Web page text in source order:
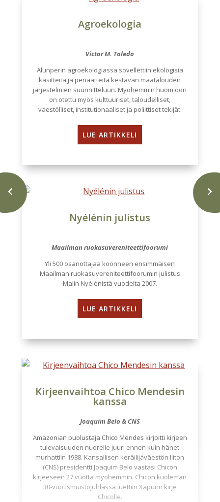
Agroekologia
Victor M. Toledo
Alunperin agroekologiassa sovellettiin ekologisia
käsitteitä ja periaatteita kestävän maatalouden
järjestelmien suunnitteluun. Myöhemmin huomioon
on otettu myös kulttuuriset, taloudelliset,
väestölliset, institutionaaliset ja poliittiset tekijät.
LUE ARTIKKELI
Nyélénin julistus
Maailman ruokasuvereniteettifoorumi
Yli 500 osanottajaa koonneen ensimmäisen
Maailman ruokasuvereniteettifoorumin julistus
Malin Nyélénistä vuodelta 2007.
LUE ARTIKKELI
Kirjeenvaihtoa Chico Mendesin
kanssa
Joaquim Belo & CNS
Amazonian puolustaja Chico Mendes kirjoitti kirjeen
tulevaisuuden nuorelle juuri ennen kuin hänet
murhattiin 1988. Kansallisen keräilijäväestön liiton
(CNS) presidentti Joaquim Belo vastasi Chicon
kirjeeseen 27 vuotta myöhemmin. Chicon kuoleman
30-vuotismuistojuhlassa luettiin Xapurin kirje
Chicolle.